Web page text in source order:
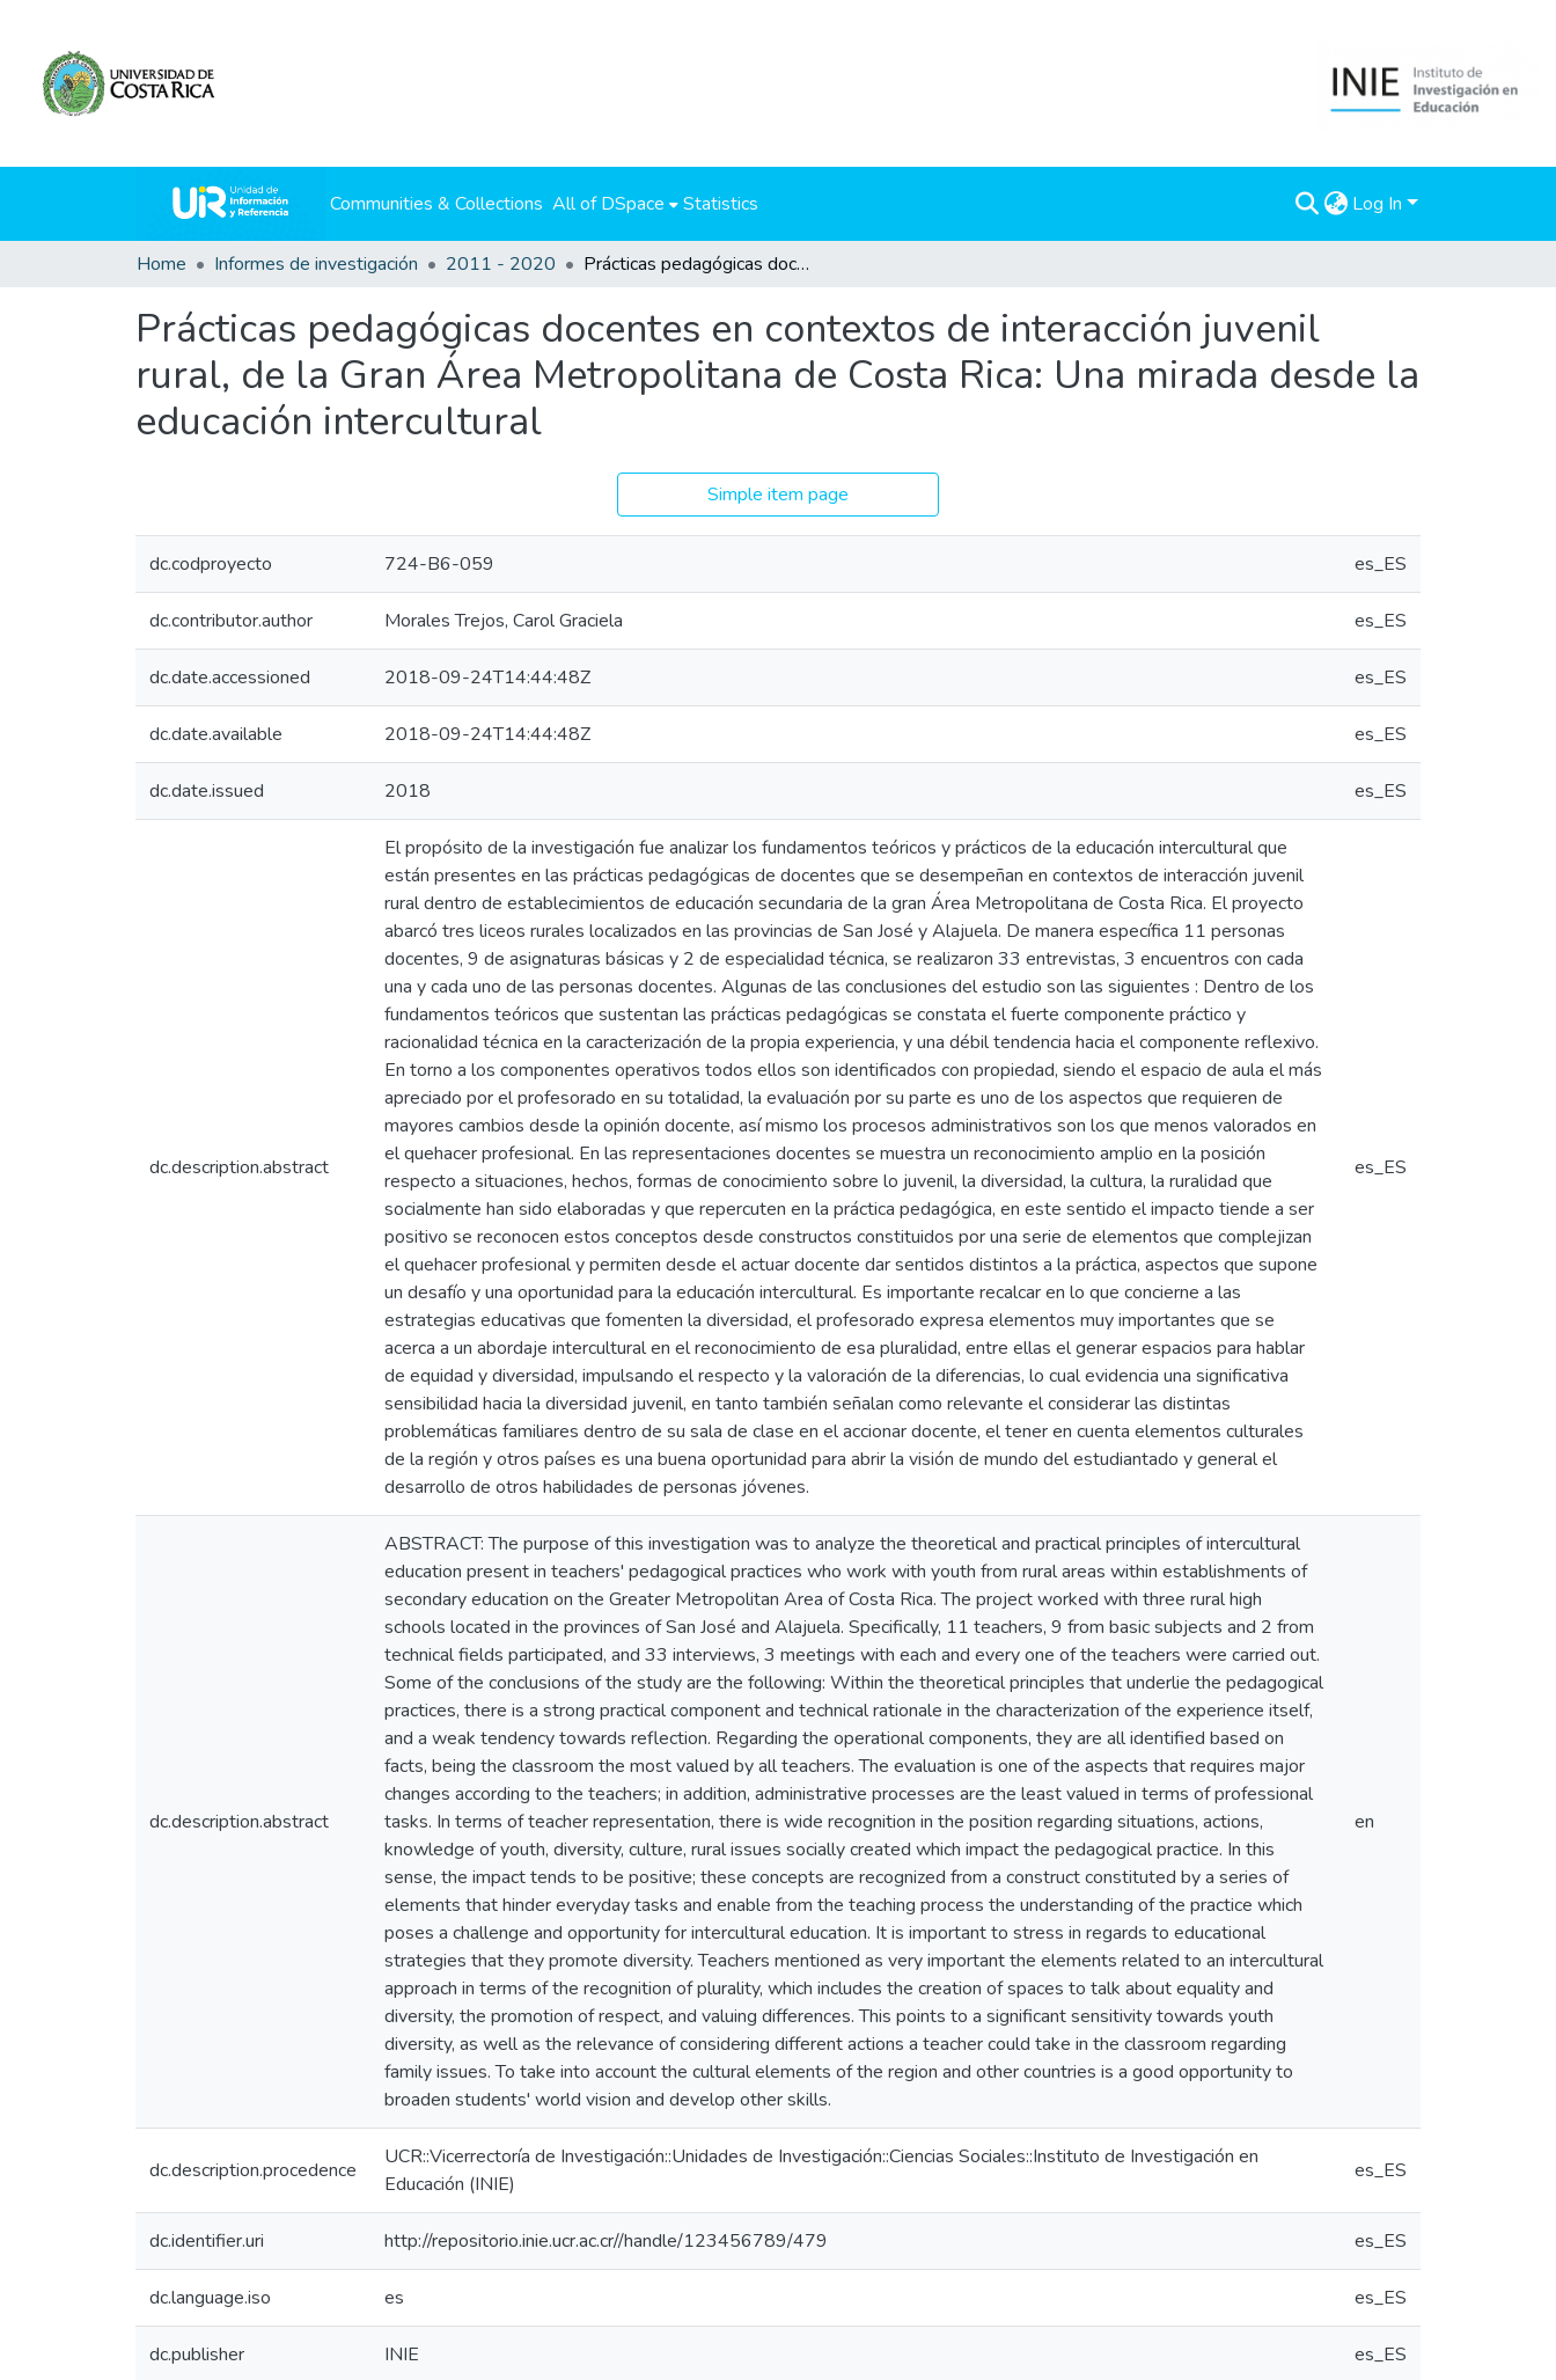
Communities & Collections All of DSpace Statistics Log In
Home Informes de investigación 2011 - 2020 Prácticas pedagógicas docentes en contextos de interacción juvenil rural, de la Gran Área Metropolitana de Costa Rica: Una mirada desde la educación intercultural
Prácticas pedagógicas docentes en contextos de interacción juvenil
rural, de la Gran Área Metropolitana de Costa Rica: Una mirada desde la
educación intercultural
Simple item page
dc.codproyecto 724-B6-059 es_ES
dc.contributor.author Morales Trejos, Carol Graciela es_ES
dc.date.accessioned 2018-09-24T14:44:48Z es_ES
dc.date.available 2018-09-24T14:44:48Z es_ES
dc.date.issued 2018 es_ES
dc.description.abstract
El propósito de la investigación fue analizar los fundamentos teóricos y prácticos de la educación intercultural que
están presentes en las prácticas pedagógicas de docentes que se desempeñan en contextos de interacción juvenil
rural dentro de establecimientos de educación secundaria de la gran Área Metropolitana de Costa Rica. El proyecto
abarcó tres liceos rurales localizados en las provincias de San José y Alajuela. De manera específica 11 personas
docentes, 9 de asignaturas básicas y 2 de especialidad técnica, se realizaron 33 entrevistas, 3 encuentros con cada
una y cada uno de las personas docentes. Algunas de las conclusiones del estudio son las siguientes : Dentro de los
fundamentos teóricos que sustentan las prácticas pedagógicas se constata el fuerte componente práctico y
racionalidad técnica en la caracterización de la propia experiencia, y una débil tendencia hacia el componente reflexivo.
En torno a los componentes operativos todos ellos son identificados con propiedad, siendo el espacio de aula el más
apreciado por el profesorado en su totalidad, la evaluación por su parte es uno de los aspectos que requieren de
mayores cambios desde la opinión docente, así mismo los procesos administrativos son los que menos valorados en
el quehacer profesional. En las representaciones docentes se muestra un reconocimiento amplio en la posición
respecto a situaciones, hechos, formas de conocimiento sobre lo juvenil, la diversidad, la cultura, la ruralidad que
socialmente han sido elaboradas y que repercuten en la práctica pedagógica, en este sentido el impacto tiende a ser
positivo se reconocen estos conceptos desde constructos constituidos por una serie de elementos que complejizan
el quehacer profesional y permiten desde el actuar docente dar sentidos distintos a la práctica, aspectos que supone
un desafío y una oportunidad para la educación intercultural. Es importante recalcar en lo que concierne a las
estrategias educativas que fomenten la diversidad, el profesorado expresa elementos muy importantes que se
acerca a un abordaje intercultural en el reconocimiento de esa pluralidad, entre ellas el generar espacios para hablar
de equidad y diversidad, impulsando el respecto y la valoración de la diferencias, lo cual evidencia una significativa
sensibilidad hacia la diversidad juvenil, en tanto también señalan como relevante el considerar las distintas
problemáticas familiares dentro de su sala de clase en el accionar docente, el tener en cuenta elementos culturales
de la región y otros países es una buena oportunidad para abrir la visión de mundo del estudiantado y general el
desarrollo de otros habilidades de personas jóvenes.
es_ES
dc.description.abstract
ABSTRACT: The purpose of this investigation was to analyze the theoretical and practical principles of intercultural
education present in teachers' pedagogical practices who work with youth from rural areas within establishments of
secondary education on the Greater Metropolitan Area of Costa Rica. The project worked with three rural high
schools located in the provinces of San José and Alajuela. Specifically, 11 teachers, 9 from basic subjects and 2 from
technical fields participated, and 33 interviews, 3 meetings with each and every one of the teachers were carried out.
Some of the conclusions of the study are the following: Within the theoretical principles that underlie the pedagogical
practices, there is a strong practical component and technical rationale in the characterization of the experience itself,
and a weak tendency towards reflection. Regarding the operational components, they are all identified based on
facts, being the classroom the most valued by all teachers. The evaluation is one of the aspects that requires major
changes according to the teachers; in addition, administrative processes are the least valued in terms of professional
tasks. In terms of teacher representation, there is wide recognition in the position regarding situations, actions,
knowledge of youth, diversity, culture, rural issues socially created which impact the pedagogical practice. In this
sense, the impact tends to be positive; these concepts are recognized from a construct constituted by a series of
elements that hinder everyday tasks and enable from the teaching process the understanding of the practice which
poses a challenge and opportunity for intercultural education. It is important to stress in regards to educational
strategies that they promote diversity. Teachers mentioned as very important the elements related to an intercultural
approach in terms of the recognition of plurality, which includes the creation of spaces to talk about equality and
diversity, the promotion of respect, and valuing differences. This points to a significant sensitivity towards youth
diversity, as well as the relevance of considering different actions a teacher could take in the classroom regarding
family issues. To take into account the cultural elements of the region and other countries is a good opportunity to
broaden students' world vision and develop other skills.
en
dc.description.procedence
UCR::Vicerrectoría de Investigación::Unidades de Investigación::Ciencias Sociales::Instituto de Investigación en
Educación (INIE)
es_ES
dc.identifier.uri http://repositorio.inie.ucr.ac.cr//handle/123456789/479 es_ES
dc.language.iso es es_ES
dc.publisher INIE es_ES